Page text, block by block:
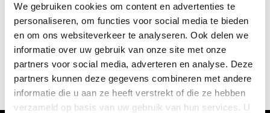
We gebruiken cookies om content en advertenties te
personaliseren, om functies voor social media te bieden
en om ons websiteverkeer te analyseren. Ook delen we
informatie over uw gebruik van onze site met onze
partners voor social media, adverteren en analyse. Deze
partners kunnen deze gegevens combineren met andere
informatie die u aan ze heeft verstrekt of die ze hebben
verzameld op basis van uw gebruik van hun services. U
producten
Vanaf 1 december 2025 kunnen glasblazers, pottenbakkers,
messenmakers, juweliers en andere Europese ambachtslieden
hun productnamen registreren onder het nieuwe EU-systeem
voor geografische aanduidingen (GI) voor ambachtelijke en
industriële goederen. Het is voor het eerst dat GI-bescherming,
die al lang bestaat voor voedsel en dranken, nu ook geldt voor
niet-agrarische producten. Daarmee wordt de interne markt
voor geografische aanduidingen volledig gemaakt.
3 min